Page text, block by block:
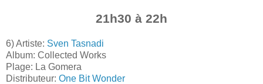
21h30 à 22h
6) Artiste: Sven Tasnadi
Album: Collected Works
Plage: La Gomera
Distributeur: One Bit Wonder